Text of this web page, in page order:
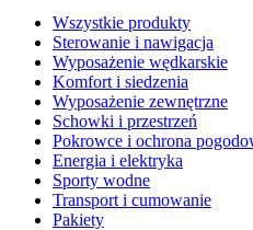
Wszystkie produkty
Sterowanie i nawigacja
Wyposażenie wędkarskie
Komfort i siedzenia
Wyposażenie zewnętrzne
Schowki i przestrzeń
Pokrowce i ochrona
Energia i elektryka
Sporty wodne
Transport i cumowanie
Pakiety